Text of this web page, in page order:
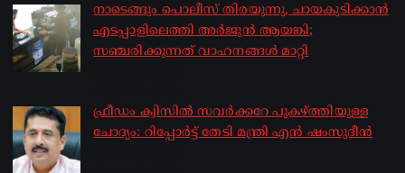
നാടെങ്ങും പൊലീസ് തിരയുന്നു, ചായകുടിക്കാൻ
എടപ്പാളിലെത്തി അർജുൻ ആയങ്കി;
സഞ്ചരിക്കുന്നത് വാഹനങ്ങൾ മാറ്റി
ഫ്രീഡം ക്വിസിൽ സവർക്കറേ പുകഴ്ത്തിയുള്ള
ചോദ്യം: റിപ്പോർട്ട് തേടി മന്ത്രി എൻ ഷംസുദീൻ